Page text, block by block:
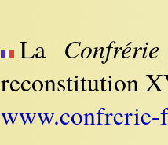
La
reconstitution
www.confrerie-